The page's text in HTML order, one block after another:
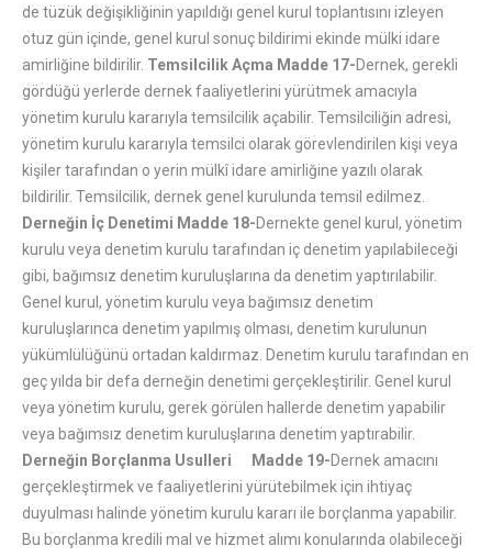
de tüzük değişikliğinin yapıldığı genel kurul toplantısını izleyen
otuz gün içinde, genel kurul sonuç bildirimi ekinde mülki idare
amirliğine bildirilir. Temsilcilik Açma Madde 17-Dernek, gerekli
gördüğü yerlerde dernek faaliyetlerini yürütmek amacıyla
yönetim kurulu kararıyla temsilcilik açabilir. Temsilciliğin adresi,
yönetim kurulu kararıyla temsilci olarak görevlendirilen kişi veya
kişiler tarafından o yerin mülkî idare amirliğine yazılı olarak
bildirilir. Temsilcilik, dernek genel kurulunda temsil edilmez.
Derneğin İç Denetimi Madde 18-Dernekte genel kurul, yönetim
kurulu veya denetim kurulu tarafından iç denetim yapılabileceği
gibi, bağımsız denetim kuruluşlarına da denetim yaptırılabilir.
Genel kurul, yönetim kurulu veya bağımsız denetim
kuruluşlarınca denetim yapılmış olması, denetim kurulunun
yükümlülüğünü ortadan kaldırmaz. Denetim kurulu tarafından en
geç yılda bir defa derneğin denetimi gerçekleştirilir. Genel kurul
veya yönetim kurulu, gerek görülen hallerde denetim yapabilir
veya bağımsız denetim kuruluşlarına denetim yaptırabilir.
Derneğin Borçlanma Usulleri
Madde 19-Dernek amacını
gerçekleştirmek ve faaliyetlerini yürütebilmek için ihtiyaç
duyulması halinde yönetim kurulu kararı ile borçlanma yapabilir.
Bu borçlanma kredili mal ve hizmet alımı konularında olabileceği